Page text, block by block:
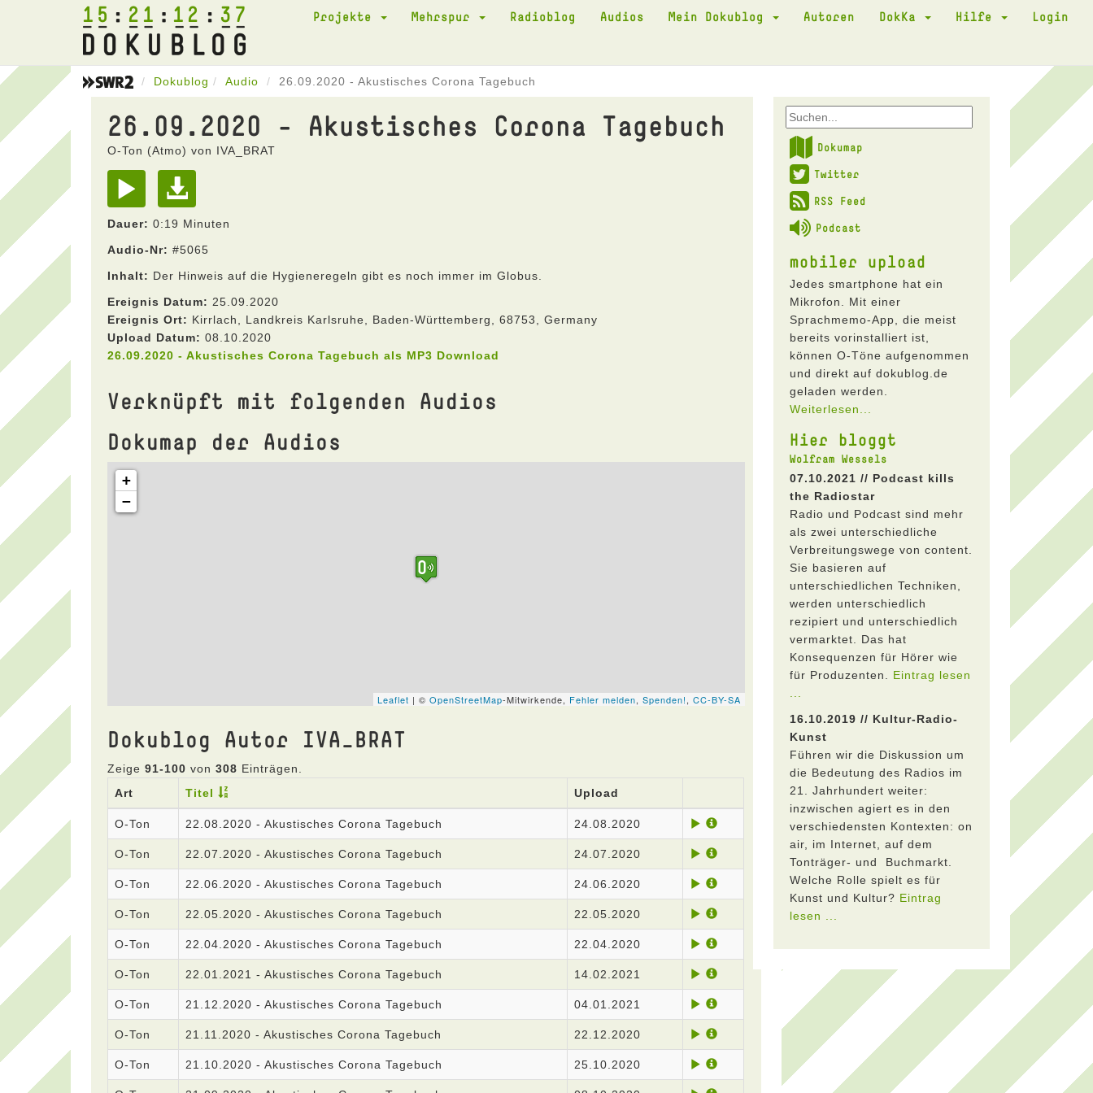
15 21 12 37 Projekte Mehrspur Radioblog Audios Mein Dokublog Autoren DokKa Hilfe Login
Dokublog Audio 26.09.2020 - Akustisches Corona Tagebuch
26.09.2020 - Akustisches Corona Tagebuch
O-Ton (Atmo) von IVA_BRAT
Dauer: 0:19 Minuten
Audio-Nr: #5065
Inhalt: Der Hinweis auf die Hygieneregeln gibt es noch immer im Globus.
Ereignis Datum: 25.09.2020
Ereignis Ort: Kirrlach, Landkreis Karlsruhe, Baden-Württemberg, 68753, Germany
Upload Datum: 08.10.2020
26.09.2020 - Akustisches Corona Tagebuch als MP3 Download
Verknüpft mit folgenden Audios
Dokumap der Audios
Dokublog Autor IVA_BRAT
Zeige 91-100 von 308 Einträgen.
Art
Titel Upload
O-Ton 22.08.2020 - Akustisches Corona Tagebuch 24.08.2020
O-Ton 22.07.2020 - Akustisches Corona Tagebuch 24.07.2020
O-Ton 22.06.2020 - Akustisches Corona Tagebuch 24.06.2020
O-Ton 22.05.2020 - Akustisches Corona Tagebuch 22.05.2020
O-Ton 22.04.2020 - Akustisches Corona Tagebuch 22.04.2020
O-Ton 22.01.2021 - Akustisches Corona Tagebuch 14.02.2021
O-Ton 21.12.2020 - Akustisches Corona Tagebuch 04.01.2021
O-Ton 21.11.2020 - Akustisches Corona Tagebuch 22.12.2020
O-Ton 21.10.2020 - Akustisches Corona Tagebuch 25.10.2020
Dokumap
Twitter
RSS Feed
Podcast
mobiler upload
Jedes smartphone hat ein
Mikrofon. Mit einer
Sprachmemo-App, die meist
bereits vorinstalliert ist,
können O-Töne aufgenommen
und direkt auf dokublog.de
geladen werden.
Weiterlesen...
Hier bloggt
Wolfram Wessels
07.10.2021 // Podcast kills
the Radiostar
Radio und Podcast sind mehr
als zwei unterschiedliche
Verbreitungswege von content.
Sie basieren auf
unterschiedlichen Techniken,
werden unterschiedlich
rezipiert und unterschiedlich
vermarktet. Das hat
Konsequenzen für Hörer wie
für Produzenten. Eintrag lesen
16.10.2019 // Kultur-Radio-
Kunst
Führen wir die Diskussion um
die Bedeutung des Radios im
21. Jahrhundert weiter:
inzwischen agiert es in den
verschiedensten Kontexten: on
air, im Internet, auf dem
Tonträger- und Buchmarkt.
Welche Rolle spielt es für
Kunst und Kultur? Eintrag
lesen ...